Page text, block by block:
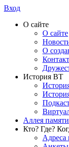
Вход
О сайте
О сайте
О
История ВТ
Аллея памяти
Кто? Где?
Адреса